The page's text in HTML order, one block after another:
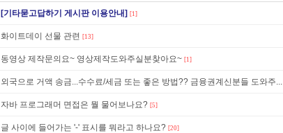
[기타묻고답하기 게시판 이용안내] [1]
화이트데이 선물 관련 [13]
동영상 제작문의요~ 영상제작도와주실분찾아요~ [1]
외국으로 거액 송금...수수료/세금 또는 좋은 방법?? 금융권계신분들 도와주...
자바 프로그래머 면접은 뭘 물어보나요? [5]
글 사이에 들어가는 '-' 표시를 뭐라고 하나요? [20]